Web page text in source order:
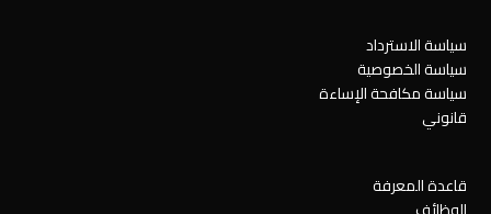
سياسة الاسترداد
سياسة الخصوصية
سياسة مكافحة الإساءة
قانوني
قاعدة المعرفة